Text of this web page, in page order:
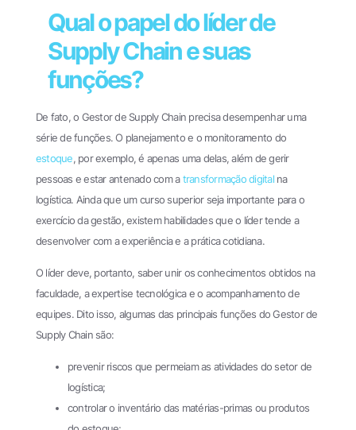
Qual o papel do líder de
Supply Chain e suas
funções?
De fato, o Gestor de Supply Chain precisa desempenhar uma
série de funções. O planejamento e o monitoramento do
estoque, por exemplo, é apenas uma delas, além de gerir
pessoas e estar antenado com atransformação digitalna
logística. Ainda que um curso superior seja importante para o
exercício da gestão, existem habilidades que o líder tende a
desenvolver com a experiência e a prática cotidiana.
O líder deve, portanto, saber unir os conhecimentos obtidos na
faculdade, a expertise tecnológica e o acompanhamento de
equipes. Dito isso, algumas das principais funções do Gestor de
Supply Chain são:
prevenir riscos que permeiam as atividades do setor de
logística;
controlar o inventário das matérias-primas ou produtos